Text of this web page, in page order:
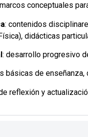
conceptuales
: contenidos
didácticas
: desarrollo progresivo
básicas de
reflexión y